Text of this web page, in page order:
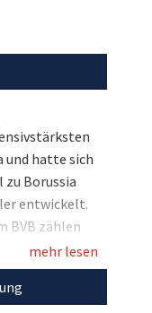
und hatte sich
zu Borussia
entwickelt.
BVB zählen
Saison
beim DFB-
mehr lesen